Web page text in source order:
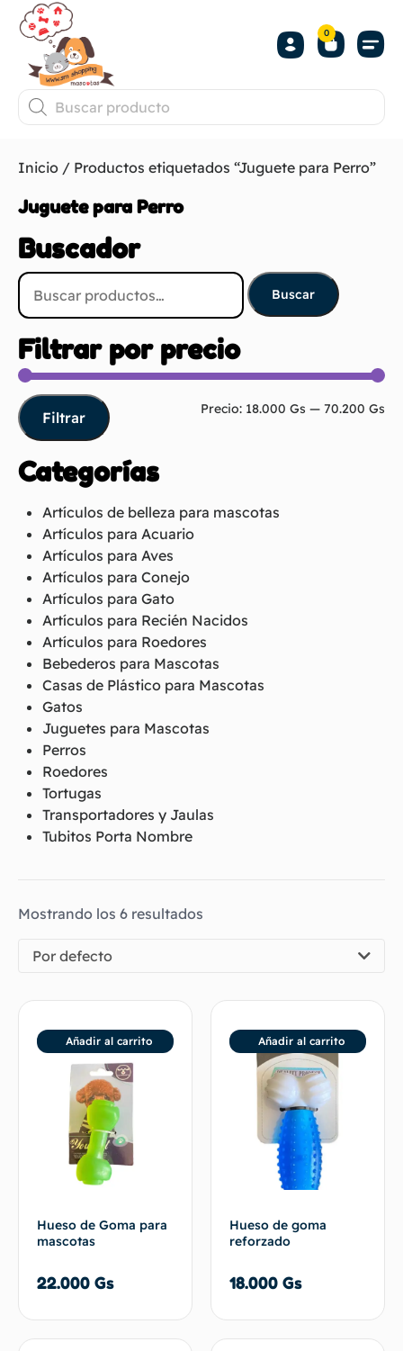
0
Inicio / Productos etiquetados “Juguete para Perro”
Juguete para Perro
Buscador
Buscar
Filtrar por precio
Filtrar Precio: 18.000 Gs — 70.200 Gs
Categorías
Artículos de belleza para mascotas
Artículos para Acuario
Artículos para Aves
Artículos para Conejo
Artículos para Gato
Artículos para Recién Nacidos
Artículos para Roedores
Bebederos para Mascotas
Casas de Plástico para Mascotas
Gatos
Juguetes para Mascotas
Perros
Roedores
Tortugas
Transportadores y Jaulas
Tubitos Porta Nombre
Mostrando los 6 resultados
Por defecto
Hueso de Goma para
mascotas
22.000 Gs
Añadir al carrito
Hueso de goma
reforzado
18.000 Gs
Añadir al carrito